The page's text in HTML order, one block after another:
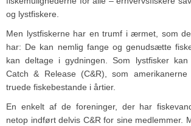
og lystfiskere.
Men lystfiskerne har en trumf i ærmet, som
har: De kan nemlig fange og genudsætte
kan deltage i gydningen. Som lystfisker
Catch & Release (C&R), som
truede fiskebestande i årtier.
En enkelt af de foreninger, der har
netop indført delvis C&R for sine medlemmer.